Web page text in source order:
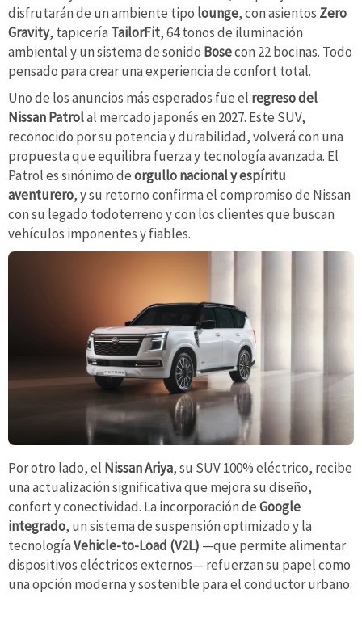
disfrutarán de un ambiente tipo lounge, con asientos Zero
Gravity, tapicería TailorFit, 64 tonos de iluminación
ambiental y un sistema de sonido Bosecon 22 bocinas. Todo
pensado para crear una experiencia de confort total.
Uno de los anuncios más esperados fue el regreso del
Nissan Patrolal mercado japonés en 2027. Este SUV,
reconocido por su potencia y durabilidad, volverá con una
propuesta que equilibra fuerza y tecnología avanzada. El
Patrol es sinónimo deorgullo nacional y espíritu
aventurero, y su retorno confirma el compromiso de Nissan
con su legado todoterreno y con los clientes que buscan
vehículos imponentes y fiables.
Por otro lado, el Nissan Ariya, su SUV 100% eléctrico, recibe
una actualización significativa que mejora su diseño,
confort y conectividad. La incorporación deGoogle
integrado, un sistema de suspensión optimizado y la
tecnologíaVehicle-to-Load (V2L) —que permite alimentar
dispositivos eléctricos externos— refuerzan su papel como
una opción moderna y sostenible para el conductor urbano.